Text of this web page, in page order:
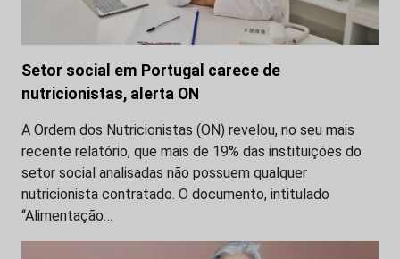
Setor social em Portugal carece de
nutricionistas, alerta ON
A Ordem dos Nutricionistas (ON) revelou, no seu mais
recente relatório, que mais de 19% das instituições do
setor social analisadas não possuem qualquer
nutricionista contratado. O documento, intitulado
“Alimentação…